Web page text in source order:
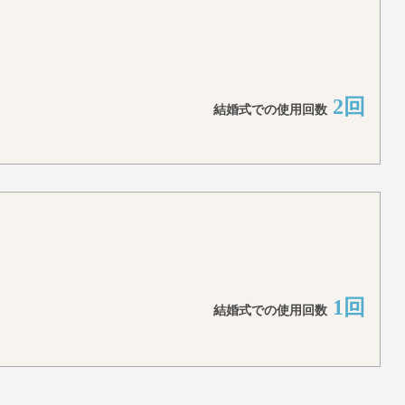
結婚式での使用回数 2回
結婚式での使用回数 1回